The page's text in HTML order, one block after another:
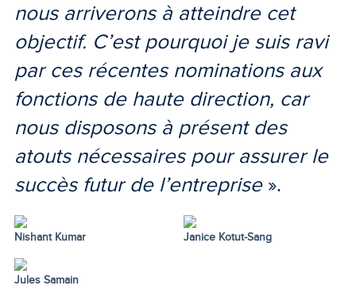
nous arriverons à atteindre cet
objectif. C’est pourquoi je suis ravi
par ces récentes nominations aux
fonctions de haute direction, car
nous disposons à présent des
atouts nécessaires pour assurer le
succès futur de l’entreprise».
Nishant Kumar Janice Kotut-Sang
Jules Samain